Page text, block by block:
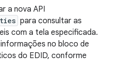
a nova API
para consultar as
com a tela especificada.
no bloco de
do EDID, conforme